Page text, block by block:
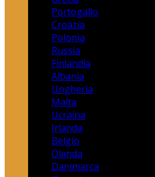
Portogallo
Croazia
Polonia
Russia
Finlandia
Albania
Ungheria
Malta
Ucraina
Irlanda
Belgio
Olanda
Danimarca